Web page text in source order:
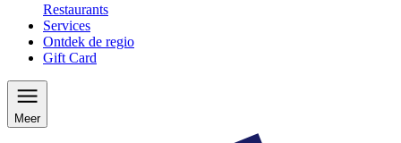
Restaurants
Services
Ontdek de regio
Gift Card
Meer